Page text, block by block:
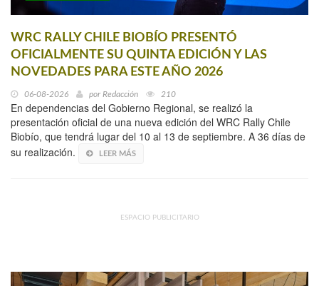
WRC RALLY CHILE BIOBÍO PRESENTÓ
OFICIALMENTE SU QUINTA EDICIÓN Y LAS
NOVEDADES PARA ESTE AÑO 2026
06-08-2026 por Redacción 210
En dependencias del Gobierno Regional, se realizó la
presentación oficial de una nueva edición del WRC Rally Chile
Biobío, que tendrá lugar del 10 al 13 de septiembre. A 36 días de
su realización.
LEER MÁS
ESPACIO PUBLICITARIO